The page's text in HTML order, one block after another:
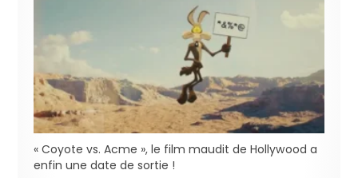
« Coyote vs. Acme », le film maudit de Hollywood a
enfin une date de sortie !